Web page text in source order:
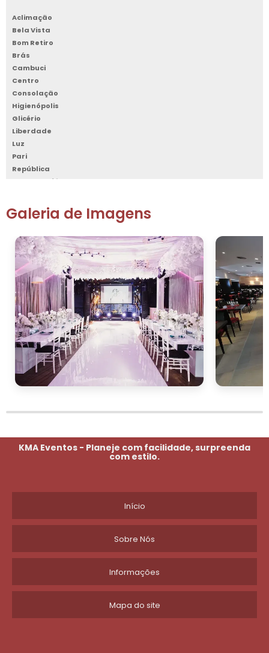
Aclimação
Bela Vista
Bom Retiro
Brás
Cambuci
Centro
Consolação
Higienópolis
Glicério
Liberdade
Luz
Pari
República
Santa Cecília
Sé
Vila Buarque
Galeria de Imagens
KMA Eventos - Planeje com facilidade, surpreenda
com estilo.
Início
Sobre Nós
Informações
Mapa do site